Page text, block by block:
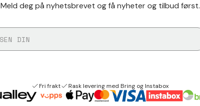
Meld deg på nyhetsbrevet og få nyheter og tilbud først.
Fri frakt Rask levering med Bring og Instabox